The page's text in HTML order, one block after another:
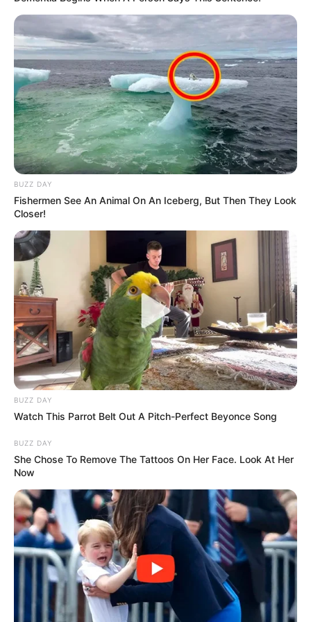
határozott, fegyelmet, valamint alapanyag-
tiszteletet elváró stílusával már az első
pillanatokban érezhetően új dinamizmust hozott a
műsorba, ami nemcsak a versenyzőket, hanem a
nézőket is megosztja.
steril, nem kiszámítható, hanem tele van valódi
hibákkal, emberi reakciókkal és érzelmi
kilengésekkel, mások viszont úgy érzik, az utóbbi
időben túl sok a „botrányos pillanat”, és a hangsúly
egyre inkább a konfliktusokra, nem pedig a
tényleges főzésre kerül.
BUZZ DAY
Fishermen See An Animal On An Iceberg, But Then They Look
Closer!
BUZZ DAY
Watch This Parrot Belt Out A Pitch-Perfect Beyonce Song
BUZZ DAY
She Chose To Remove The Tattoos On Her Face. Look At Her
Now